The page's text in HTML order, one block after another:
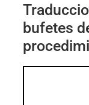
bufetes